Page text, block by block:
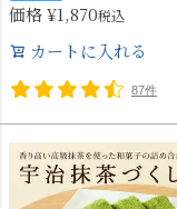
価格¥1,870税込
カートに入れる
87件